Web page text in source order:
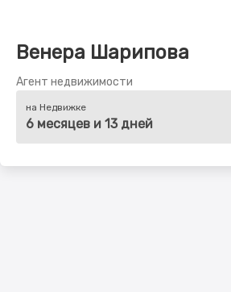
Венера Шарипова
Агент недвижимости
на Недвижке
6 месяцев и 13 дней